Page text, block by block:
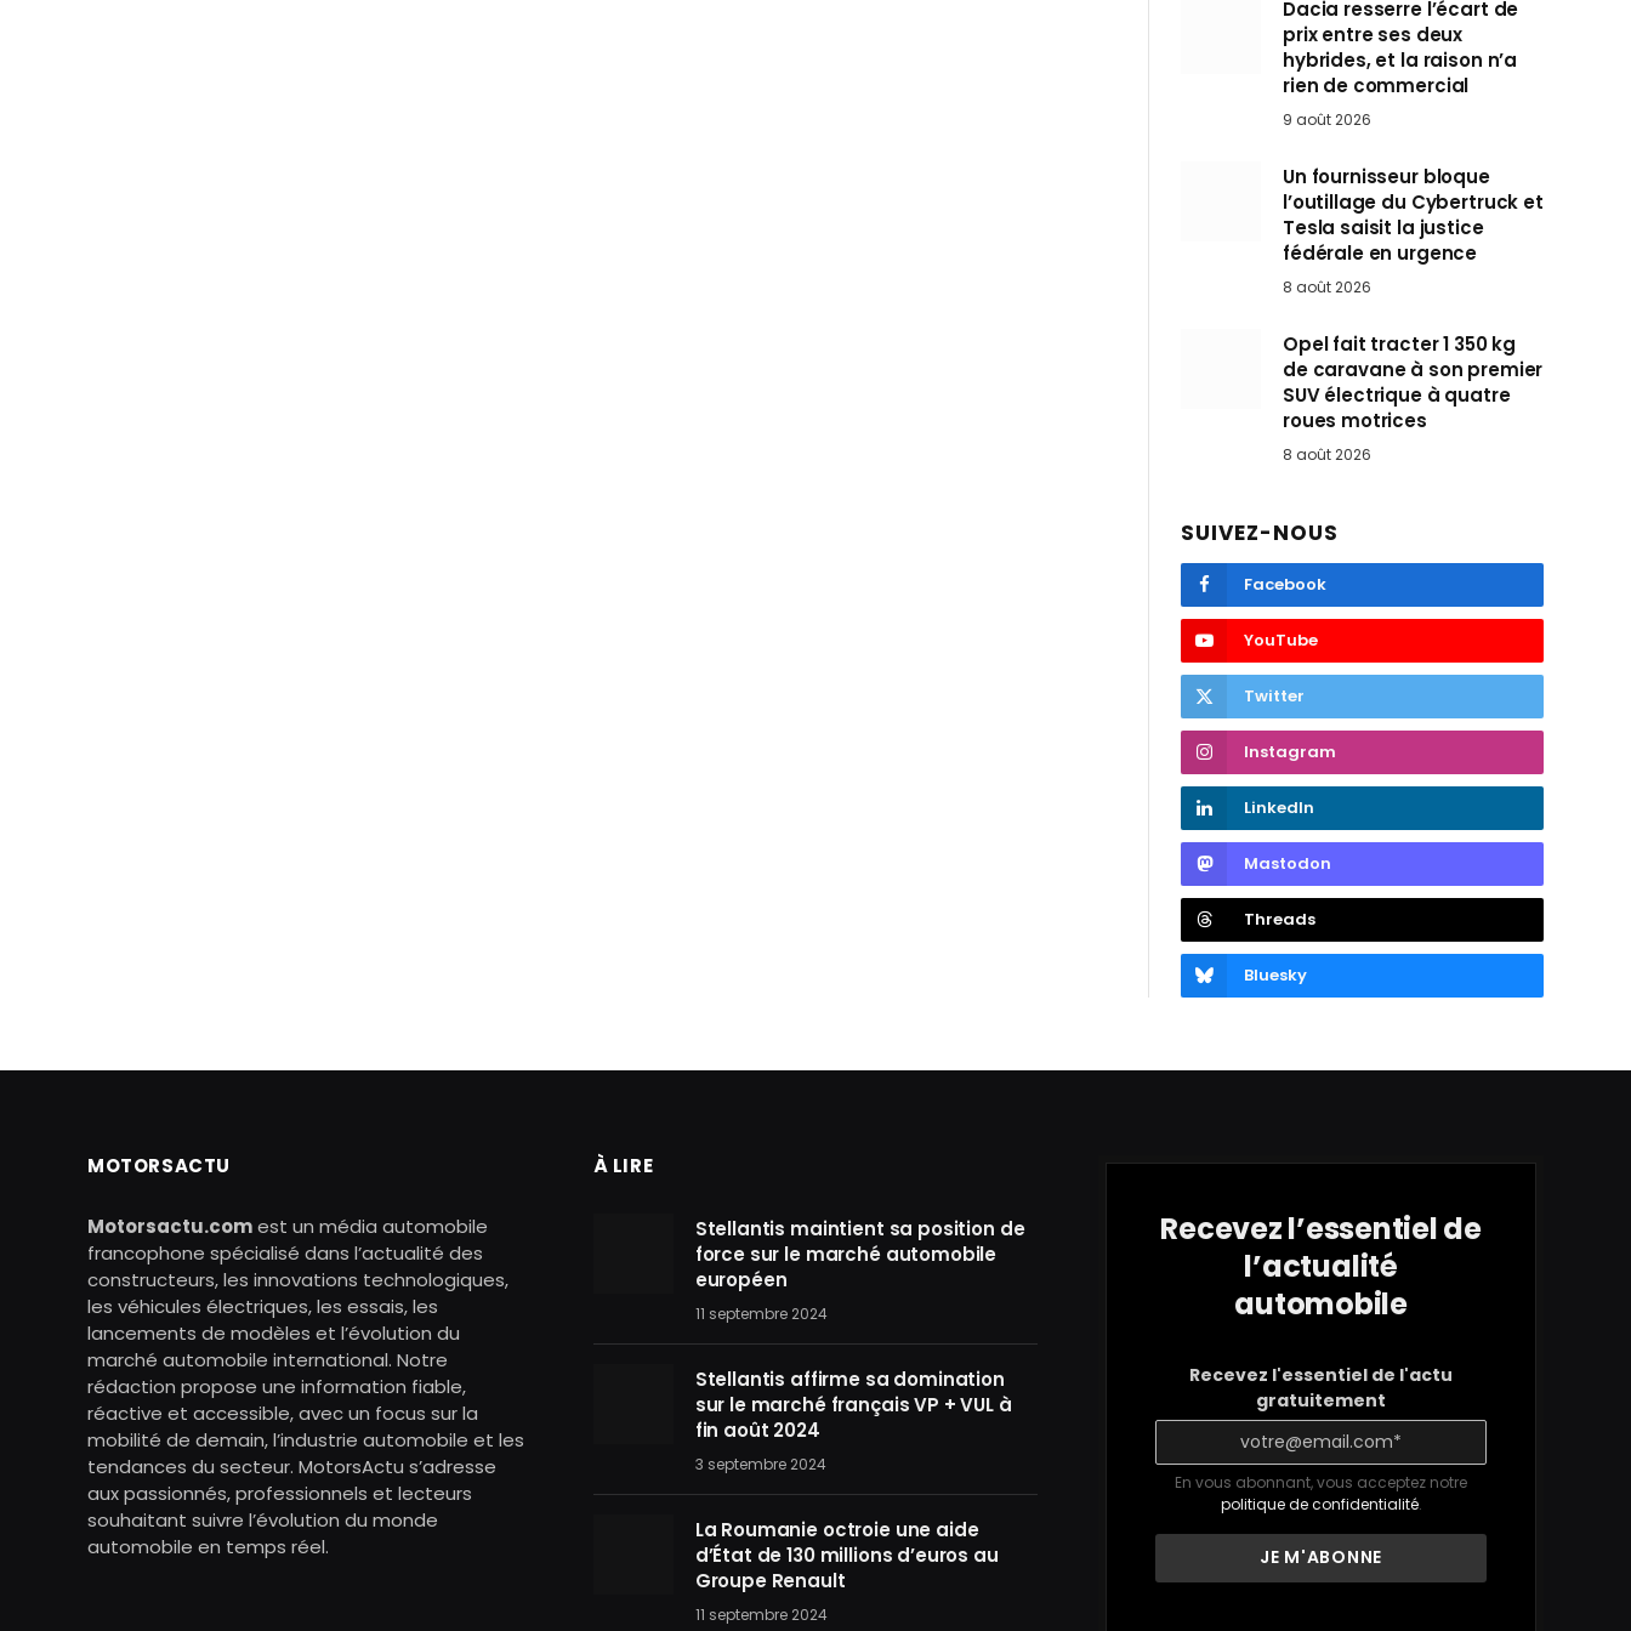
Dacia resserre l’écart de
prix entre ses deux
hybrides, et la raison n’a
rien de commercial
9 août 2026
Un fournisseur bloque
l’outillage du Cybertruck et
Tesla saisit la justice
fédérale en urgence
8 août 2026
Opel fait tracter 1 350 kg
de caravane à son premier
SUV électrique à quatre
roues motrices
8 août 2026
SUIVEZ-NOUS
Facebook
YouTube
Twitter
Instagram
LinkedIn
Mastodon
Threads
Bluesky
MOTORSACTU
Motorsactu.comest un média automobile
francophone spécialisé dans l’actualité des
constructeurs, les innovations technologiques,
les véhicules électriques, les essais, les
lancements de modèles et l’évolution du
marché automobile international. Notre
rédaction propose une information fiable,
réactive et accessible, avec un focus sur la
mobilité de demain, l’industrie automobile et les
tendances du secteur. MotorsActu s’adresse
aux passionnés, professionnels et lecteurs
souhaitant suivre l’évolution du monde
automobile en temps réel.
À LIRE
Stellantis maintient sa position de
force sur le marché automobile
européen
11 septembre 2024
Stellantis affirme sa domination
sur le marché français VP + VUL à
fin août 2024
3 septembre 2024
La Roumanie octroie une aide
d’État de 130 millions d’euros au
Groupe Renault
11 septembre 2024
Recevez l’essentiel de
l’actualité
automobile
Recevez l'essentiel de l'actu
gratuitement
En vous abonnant, vous acceptez notre
politique de confidentialité.